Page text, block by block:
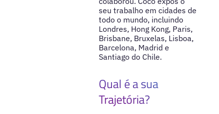
seu trabalho em cidades de
todo o mundo, incluindo
Londres, Hong Kong, Paris,
Brisbane, Bruxelas, Lisboa,
Barcelona, Madrid e
Santiago do Chile.
Qual é a sua
Trajetória?